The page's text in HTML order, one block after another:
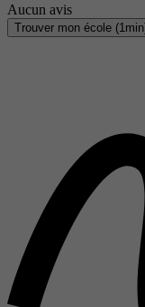
Aucun avis
Trouver mon école